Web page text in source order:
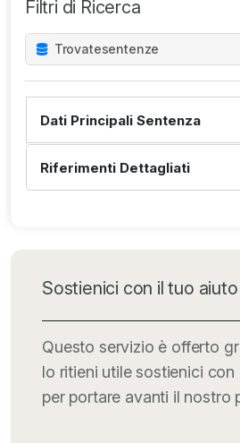
Filtri di Ricerca
Trovatesentenze
Dati Principali Sentenza
Riferimenti Dettagliati
Sostienici con il tuo aiuto
Questo servizio è offerto
lo ritieni utile sostienici
per portare avanti il nostro